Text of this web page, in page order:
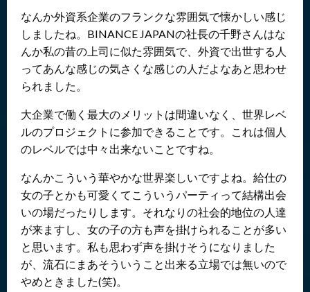
なんか外資系企業のフランクな雰囲気で懐かしい感じ
しましたね。BINANCE JAPANの社長の千野さんはな
んか私の昔の上司に似た雰囲気で、外資で出世する人
ってあんな感じの気さくな感じの人だよなあと思わせ
られました。
大企業で働く最大のメリットは間違いなく、世界レベ
ルのプロジェクトに参加できることです。これは個人
のレベルでは中々出来ないことですね。
なんかこういう華やかな世界楽しいですよね。給仕の
女の子とかも可愛くてこういうパーティって結構出会
いの場だったりします。それなりの社会的地位の人達
が来ますし、女の子の方も声を掛けられることが多い
と思います。私も思わず声を掛けそうになりました
が、流石にまあそういうこと出来る立場では無いので
やめときました(笑)。